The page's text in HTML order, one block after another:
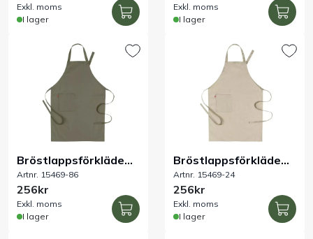
Arbetskläder
Plåtbyte
Monin
Handla efter bransch
Varumärken
Outlet
Exkl. moms
I lager
Exkl. moms
I lager
Bröstlappsförkläde
olivgrön 70x100 cm
Artnr. 15469-86
256kr
Exkl. moms
I lager
Bröstlappsförkläde
sand 70x100 cm
Artnr. 15469-24
256kr
Exkl. moms
I lager